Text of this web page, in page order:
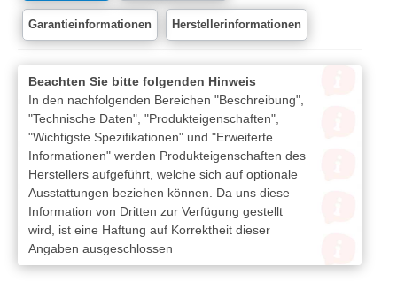
Garantieinformationen Herstellerinformationen
Beachten Sie bitte folgenden Hinweis
In den nachfolgenden Bereichen "Beschreibung",
"Technische Daten", "Produkteigenschaften",
"Wichtigste Spezifikationen" und "Erweiterte
Informationen" werden Produkteigenschaften des
Herstellers aufgeführt, welche sich auf optionale
Ausstattungen beziehen können. Da uns diese
Information von Dritten zur Verfügung gestellt
wird, ist eine Haftung auf Korrektheit dieser
Angaben ausgeschlossen